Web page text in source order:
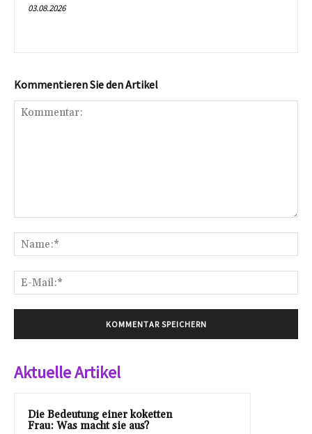
03.08.2026
Kommentieren Sie den Artikel
Aktuelle Artikel
Die Bedeutung einer koketten
Frau: Was macht sie aus?